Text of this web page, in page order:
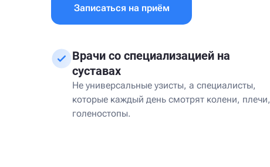
Записаться на приём
Врачи со специализацией на
суставах
Не универсальные узисты, а специалисты,
которые каждый день смотрят колени, плечи,
голеностопы.